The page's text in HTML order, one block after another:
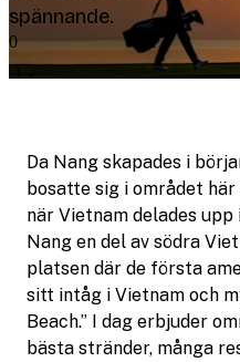
spännande.
0
Da Nang skapades i
bosatte sig i området
när Vietnam delades upp
Nang en del av södra
platsen där de första
sitt intåg i Vietnam och
Beach.” I dag erbjuder
bästa stränder, många